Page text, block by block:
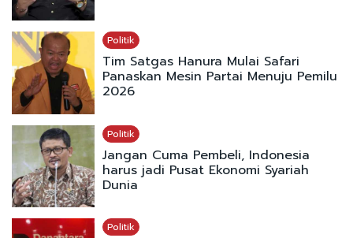
Politik
Tim Satgas Hanura Mulai Safari
Panaskan Mesin Partai Menuju Pemilu
2026
Politik
Jangan Cuma Pembeli, Indonesia
harus jadi Pusat Ekonomi Syariah
Dunia
Politik